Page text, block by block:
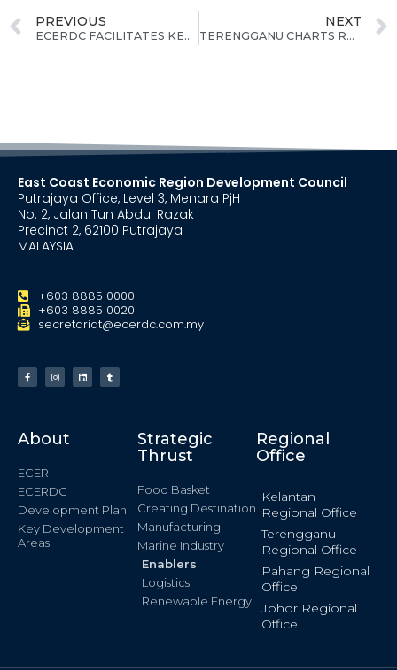
PREVIOUS
ECERDC FACILITATES KELANTAN’S DEVELOPMENT PROGRESS THROUGH STRATEGIC INFRASTRUCTURE AND INVESTMENT INITIATIVES
NEXT
TERENGGANU CHARTS RM4.3 BILLION IN COMMITTED INVESTMENTS, LED BY RENEWABLE ENERGY
East Coast Economic Region Development Council
Putrajaya Office, Level 3, Menara PjH
No. 2, Jalan Tun Abdul Razak
Precinct 2, 62100 Putrajaya
MALAYSIA
+603 8885 0000
+603 8885 0020
secretariat@ecerdc.com.my
About
ECER
ECERDC
Development Plan
Key Development
Areas
Strategic
Thrust
Food Basket
Creating Destination
Manufacturing
Marine Industry
Enablers
Logistics
Renewable Energy
Regional
Office
Kelantan
Regional Office
Terengganu
Regional Office
Pahang Regional
Office
Johor Regional
Office